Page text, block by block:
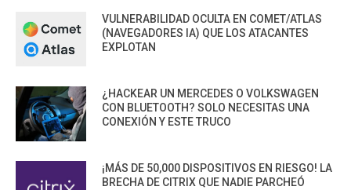
VULNERABILIDAD OCULTA EN COMET/ATLAS
(NAVEGADORES IA) QUE LOS ATACANTES
EXPLOTAN
¿HACKEAR UN MERCEDES O VOLKSWAGEN
CON BLUETOOTH? SOLO NECESITAS UNA
CONEXIÓN Y ESTE TRUCO
¡MÁS DE 50,000 DISPOSITIVOS EN RIESGO! LA
BRECHA DE CITRIX QUE NADIE PARCHEÓ